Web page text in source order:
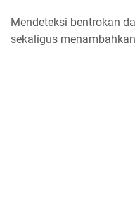
Mendeteksi bentrokan
sekaligus